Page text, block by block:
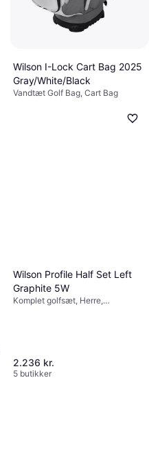
Wilson I-Lock Cart Bag 2025
Gray/White/Black
Vandtæt Golf Bag, Cart Bag
Wilson Profile Half Set Left
Graphite 5W
Komplet golfsæt, Herre,
2.236 kr.
5 butikker